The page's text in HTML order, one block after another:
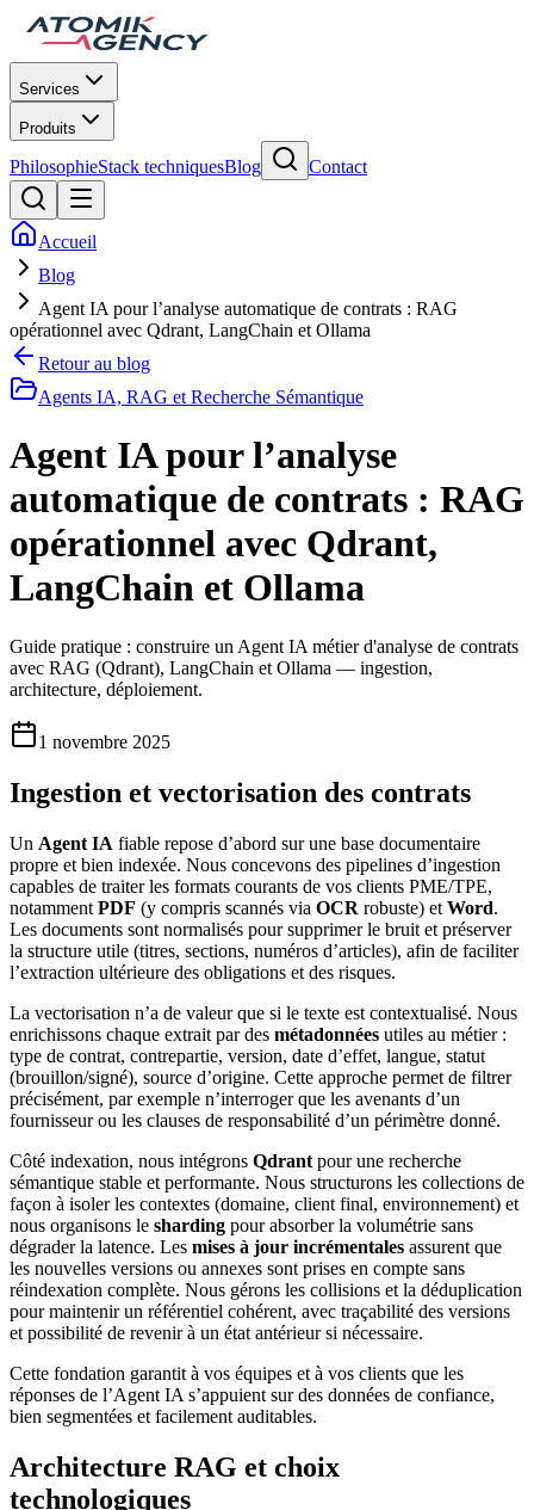
Services
Produits
PhilosophieStack techniquesBlog Contact
Accueil
Blog
Agent IA pour l’analyse automatique de contrats : RAG
opérationnel avec Qdrant, LangChain et Ollama
Retour au blog
Agents IA, RAG et Recherche Sémantique
Agent IA pour l’analyse
automatique de contrats : RAG
opérationnel avec Qdrant,
LangChain et Ollama
Guide pratique : construire un Agent IA métier d'analyse de contrats
avec RAG (Qdrant), LangChain et Ollama — ingestion,
architecture, déploiement.
1 novembre 2025
Ingestion et vectorisation des contrats
Un Agent IA fiable repose d’abord sur une base documentaire
propre et bien indexée. Nous concevons des pipelines d’ingestion
capables de traiter les formats courants de vos clients PME/TPE,
notamment PDF (y compris scannés via OCR robuste) et Word.
Les documents sont normalisés pour supprimer le bruit et préserver
la structure utile (titres, sections, numéros d’articles), afin de faciliter
l’extraction ultérieure des obligations et des risques.
La vectorisation n’a de valeur que si le texte est contextualisé. Nous
enrichissons chaque extrait par des métadonnées utiles au métier :
type de contrat, contrepartie, version, date d’effet, langue, statut
(brouillon/signé), source d’origine. Cette approche permet de filtrer
précisément, par exemple n’interroger que les avenants d’un
fournisseur ou les clauses de responsabilité d’un périmètre donné.
Côté indexation, nous intégrons Qdrant pour une recherche
sémantique stable et performante. Nous structurons les collections de
façon à isoler les contextes (domaine, client final, environnement) et
nous organisons le sharding pour absorber la volumétrie sans
dégrader la latence. Les mises à jour incrémentales assurent que
les nouvelles versions ou annexes sont prises en compte sans
réindexation complète. Nous gérons les collisions et la déduplication
pour maintenir un référentiel cohérent, avec traçabilité des versions
et possibilité de revenir à un état antérieur si nécessaire.
Cette fondation garantit à vos équipes et à vos clients que les
réponses de l’Agent IA s’appuient sur des données de confiance,
bien segmentées et facilement auditables.
Architecture RAG et choix
technologiques